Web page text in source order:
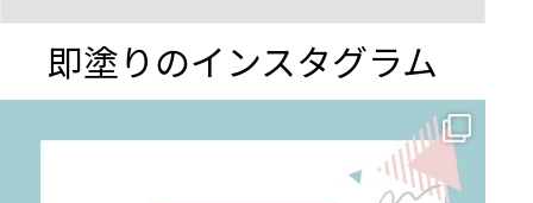
即塗りのインスタグラム
✨ 賢いお金の使い方！外壁塗装でコストダウンする方法 🏠